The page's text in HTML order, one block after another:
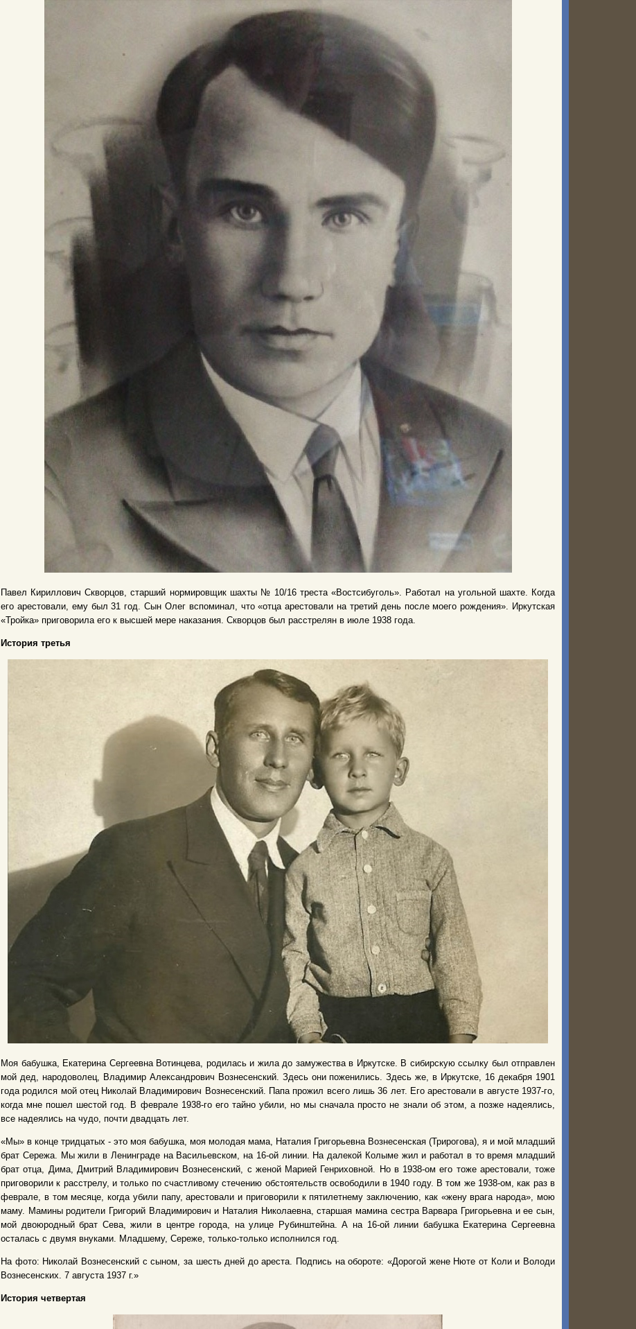
Павел Кириллович Скворцов, старший нормировщик шахты № 10/16 треста «Востсибуголь». Работал на угольной шахте. Когда
его арестовали, ему был 31 год. Сын Олег вспоминал, что «отца арестовали на третий день после моего рождения». Иркутская
«Тройка» приговорила его к высшей мере наказания. Скворцов был расстрелян в июле 1938 года.
История третья
Моя бабушка, Екатерина Сергеевна Вотинцева, родилась и жила до замужества в Иркутске. В сибирскую ссылку был отправлен
мой дед, народоволец, Владимир Александрович Вознесенский. Здесь они поженились. Здесь же, в Иркутске, 16 декабря 1901
года родился мой отец Николай Владимирович Вознесенский. Папа прожил всего лишь 36 лет. Его арестовали в августе 1937-го,
когда мне пошел шестой год. В феврале 1938-го его тайно убили, но мы сначала просто не знали об этом, а позже надеялись,
все надеялись на чудо, почти двадцать лет.
«Мы» в конце тридцатых - это моя бабушка, моя молодая мама, Наталия Григорьевна Вознесенская (Трирогова), я и мой младший
брат Сережа. Мы жили в Ленинграде на Васильевском, на 16-ой линии. На далекой Колыме жил и работал в то время младший
брат отца, Дима, Дмитрий Владимирович Вознесенский, с женой Марией Генриховной. Но в 1938-ом его тоже арестовали, тоже
приговорили к расстрелу, и только по счастливому стечению обстоятельств освободили в 1940 году. В том же 1938-ом, как раз в
феврале, в том месяце, когда убили папу, арестовали и приговорили к пятилетнему заключению, как «жену врага народа», мою
маму. Мамины родители Григорий Владимирович и Наталия Николаевна, старшая мамина сестра Варвара Григорьевна и ее сын,
мой двоюродный брат Сева, жили в центре города, на улице Рубинштейна. А на 16-ой линии бабушка Екатерина Сергеевна
осталась с двумя внуками. Младшему, Сереже, только-только исполнился год.
На фото: Николай Вознесенский с сыном, за шесть дней до ареста. Подпись на обороте: «Дорогой жене Нюте от Коли и Володи
Вознесенских. 7 августа 1937 г.»
История четвертая